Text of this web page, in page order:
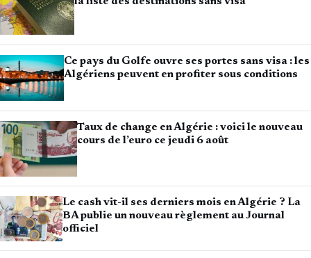
Ce pays du Golfe ouvre ses portes sans visa : les
Algériens peuvent en profiter sous conditions
Taux de change en Algérie : voici le nouveau
cours de l’euro ce jeudi 6 août
Le cash vit-il ses derniers mois en Algérie ? La
BA publie un nouveau règlement au Journal
officiel